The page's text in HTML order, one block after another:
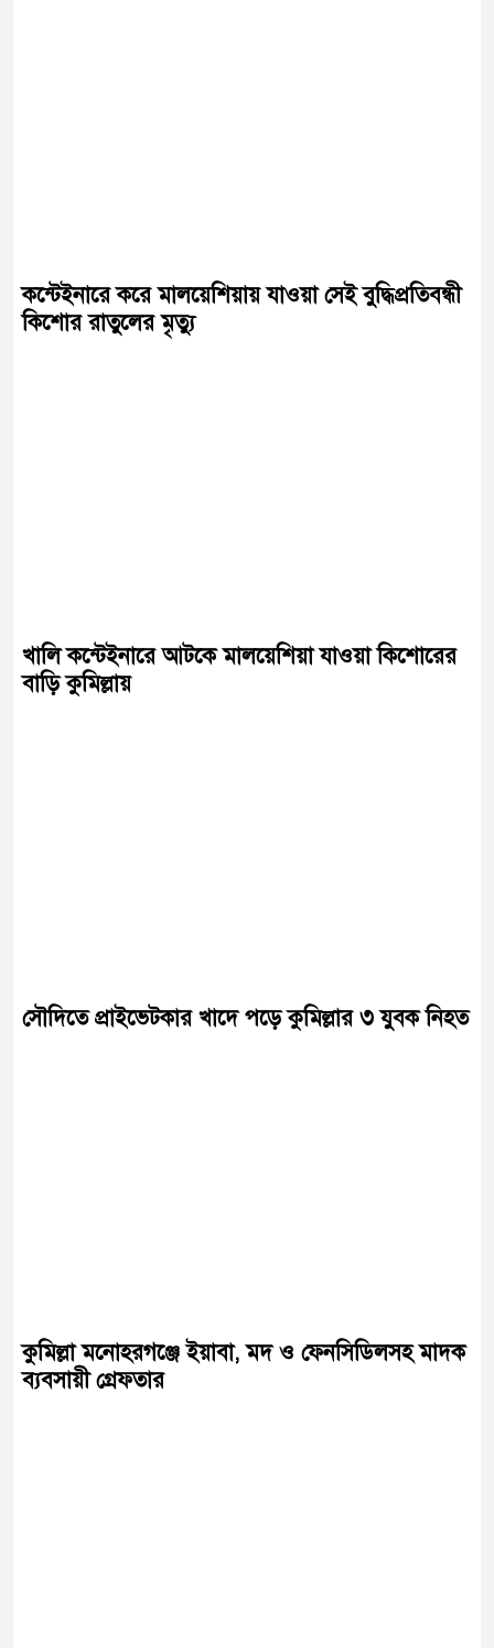
কন্টেইনারে করে মালয়েশিয়ায় যাওয়া সেই বুদ্ধিপ্রতিবন্ধী
কিশোর রাতুলের মৃত্যু
খালি কন্টেইনারে আটকে মালয়েশিয়া যাওয়া কিশোরের
বাড়ি কুমিল্লায়
সৌদিতে প্রাইভেটকার খাদে পড়ে কুমিল্লার ৩ যুবক নিহত
কুমিল্লা মনোহরগঞ্জে ইয়াবা, মদ ও ফেনসিডিলসহ মাদক
ব্যবসায়ী গ্রেফতার